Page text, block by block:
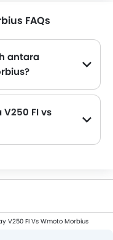
FAQs
antara
FI vs
V250 FI Vs Wmoto Morbius